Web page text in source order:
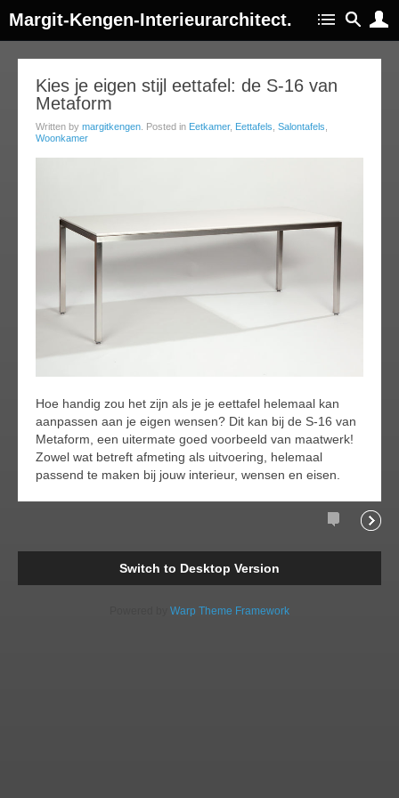
Margit-Kengen-Interieurarchitect.
Kies je eigen stijl eettafel: de S-16 van
Metaform
Written by margitkengen . Posted in Eetkamer, Eettafels Salontafels
Woonkamer
Hoe handig zou het zijn als je je eettafel helemaal kan
aanpassen aan je eigen wensen? Dit kan bij de S-16 van
Metaform, een uitermate goed voorbeeld van maatwerk!
Zowel wat betreft afmeting als uitvoering, helemaal
passend te maken bij jouw interieur, wensen en eisen.
Comments
Switch to Desktop Version
Warp Theme Framework